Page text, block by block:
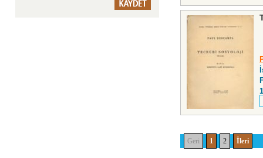
Geri 1 2 İleri